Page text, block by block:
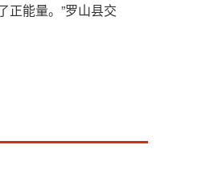
正能量。”罗山县交